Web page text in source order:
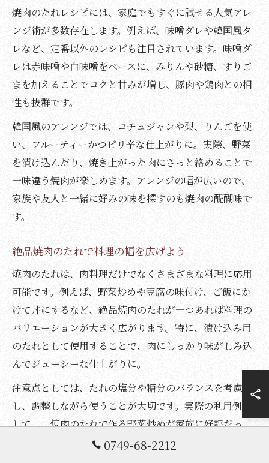
焼肉のたれレシピには、家庭でもすぐに試せる人気アレ
ンジ術が多数存在します。例えば、味噌ダレや韓国風タ
レなど、定番以外のレシピも注目されています。味噌ダ
レは赤味噌や白味噌をベースに、みりんや砂糖、すりご
まを加えることでコクと甘みが増し、豚肉や鶏肉との相
性も抜群です。
韓国風のアレンジでは、コチュジャンや梨、りんごを使
い、フルーティーかつピリ辛な仕上がりに。実際、野菜
を漬け込んだり、焼き上がった肉にさっと絡めることで
一味違う焼肉が楽しめます。アレンジの幅が広いので、
家族や友人と一緒に好みの味を探すのも焼肉の醍醐味で
す。
絶品焼肉のたれで料理の幅を広げよう
焼肉のたれは、肉料理だけでなくさまざまな料理に応用
可能です。例えば、野菜炒めや豆腐の味付け、ご飯にか
けて丼にするなど、絶品焼肉のたれが一つあれば料理の
バリエーションが大きく広がります。特に、漬け込み用
のたれとして使用することで、肉にしっかり味がしみ込
んでジューシーな仕上がりに。
注意点としては、たれの塩分や糖分のバランスを考慮
し、調整しながら使うことが大切です。実際の利用例と
して、「焼肉のたれで作る野菜炒めが家族に好評だっ
た」「残ったたれで即席丼を作るのが定番になった」と
0749-68-2212